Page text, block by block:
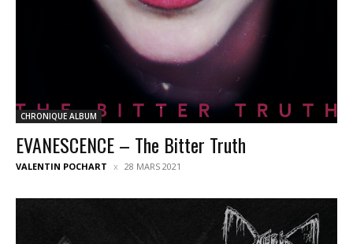
CHRONIQUE ALBUM
EVANESCENCE – The Bitter Truth
VALENTIN POCHART 28 MARS 2021